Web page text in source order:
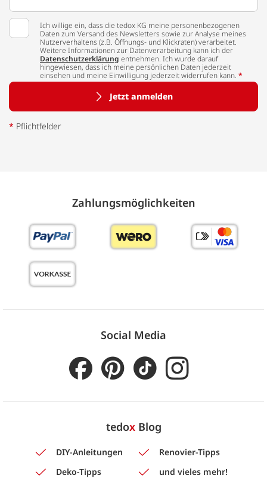
Ich willige ein, dass die tedox KG meine personenbezogenen
Daten zum Versand des Newsletters sowie zur Analyse meines
Nutzerverhaltens (z.B. Öffnungs- und Klickraten) verarbeitet.
Weitere Informationen zur Datenverarbeitung kann ich der
Datenschutzerklärung entnehmen. Ich wurde darauf
hingewiesen, dass ich meine persönlichen Daten jederzeit
einsehen und meine Einwilligung jederzeit widerrufen kann. *
Jetzt anmelden
* Pflichtfelder
Zahlungs­möglich­keiten
Social Media
tedoxBlog
DIY-Anleitungen
Renovier-Tipps
Deko-Tipps
und vieles mehr!